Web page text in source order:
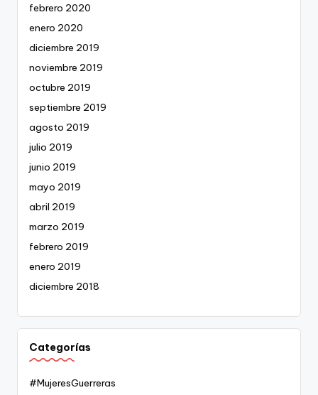
febrero 2020
enero 2020
diciembre 2019
noviembre 2019
octubre 2019
septiembre 2019
agosto 2019
julio 2019
junio 2019
mayo 2019
abril 2019
marzo 2019
febrero 2019
enero 2019
diciembre 2018
Categorías
#MujeresGuerreras